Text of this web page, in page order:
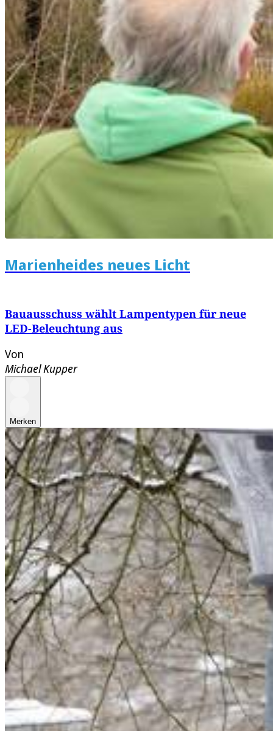
Marienheides neues Licht
Bauausschuss wählt Lampentypen für neue
LED-Beleuchtung aus
Von
Michael Kupper
Merken